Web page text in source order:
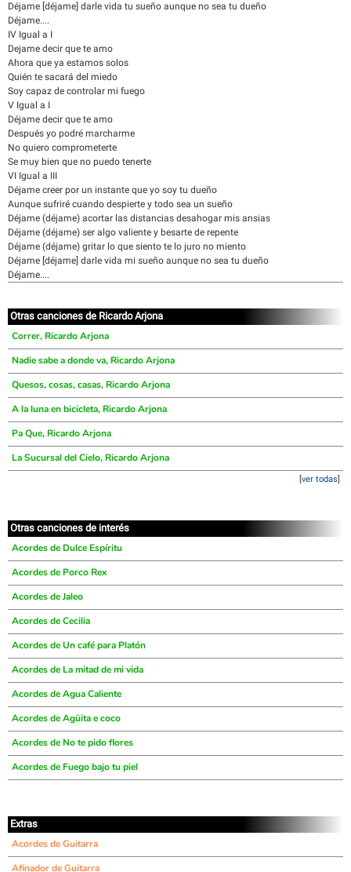
Déjame [déjame] darle vida tu sueño aunque no sea tu dueño
Déjame....
IV Igual a I
Dejame decir que te amo
Ahora que ya estamos solos
Quién te sacará del miedo
Soy capaz de controlar mi fuego
V Igual a I
Déjame decir que te amo
Después yo podré marcharme
No quiero comprometerte
Se muy bien que no puedo tenerte
VI Igual a III
Déjame creer por un instante que yo soy tu dueño
Aunque sufriré cuando despierte y todo sea un sueño
Déjame (déjame) acortar las distancias desahogar mis ansias
Déjame (déjame) ser algo valiente y besarte de repente
Déjame (déjame) gritar lo que siento te lo juro no miento
Déjame [déjame] darle vida mi sueño aunque no sea tu dueño
Déjame....
Otras canciones de Ricardo Arjona
Correr, Ricardo Arjona
Nadie sabe a donde va, Ricardo Arjona
Quesos, cosas, casas, Ricardo Arjona
A la luna en bicicleta, Ricardo Arjona
Pa Que, Ricardo Arjona
La Sucursal del Cielo, Ricardo Arjona
[ver todas]
Otras canciones de interés
Acordes de Dulce Espíritu
Acordes de Porco Rex
Acordes de Jaleo
Acordes de Cecilia
Acordes de Un café para Platón
Acordes de La mitad de mi vida
Acordes de Agua Caliente
Acordes de Agüita e coco
Acordes de No te pido flores
Acordes de Fuego bajo tu piel
Extras
Acordes de Guitarra
Afinador de Guitarra